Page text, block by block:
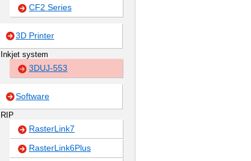
CF2 Series
3D Printer
Inkjet system
3DUJ-553
Software
RIP
RasterLink7
RasterLink6Plus